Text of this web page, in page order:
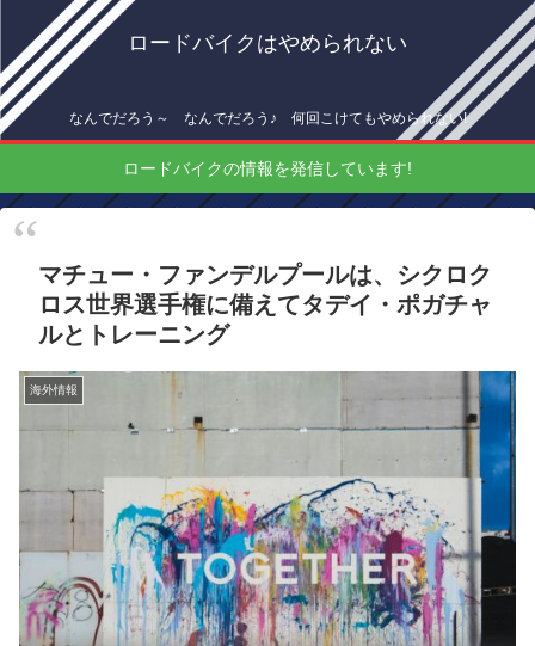
ロードバイクはやめられない
なんでだろう～ なんでだろう♪ 何回こけてもやめられない!
ロードバイクの情報を発信しています!
マチュー・ファンデルプールは、シクロク
ロス世界選手権に備えてタデイ・ポガチャ
ルとトレーニング
海外情報